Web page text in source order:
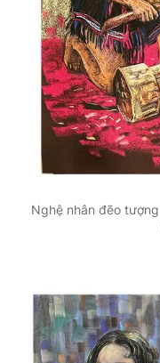
Nghệ nhân đẽo